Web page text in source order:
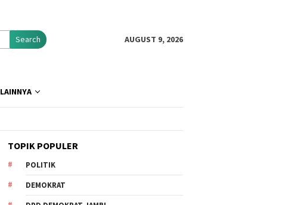
Search
AUGUST 9, 2026
LAINNYA
TOPIK POPULER
POLITIK
DEMOKRAT